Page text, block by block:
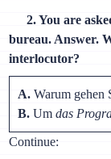
2. You are
bureau. Answer.
interlocutor?
A. Warum gehen
B. Umdas
Continue: